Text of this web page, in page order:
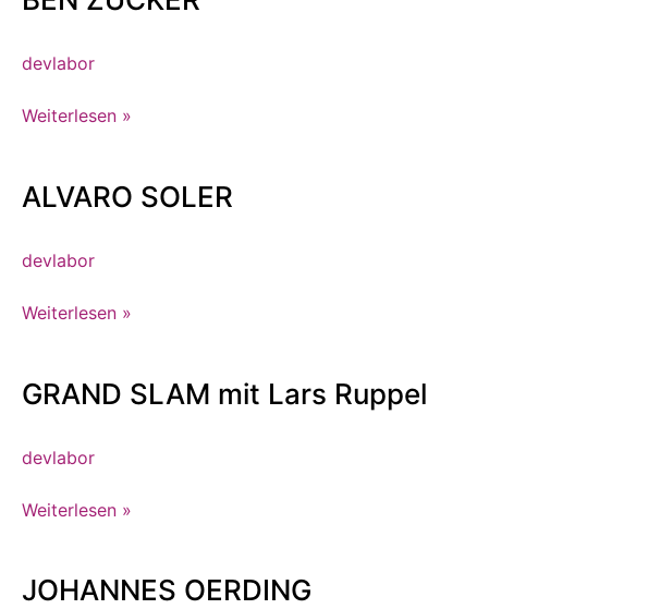
devlabor
Weiterlesen »
ALVARO SOLER
devlabor
ALVARO
Weiterlesen »
GRAND SLAM mit Lars Ruppel
devlabor
GRAND
Lars
Weiterlesen »
JOHANNES OERDING
JOHANNES